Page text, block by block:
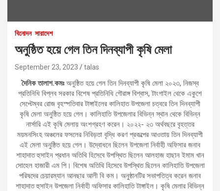
বিনোদন সারাদেশ
অনুষ্ঠিত হয়ে গেল তিন দিনব্যাপী কৃষি মেলা
September 23, 2023 talas
দৈনিক তালাশ.কমঃ অনুষ্ঠিত হয়ে গেল তিন দিনব্যাপী কৃষি মেলা ২০২৩, নিজস্ব
প্রতিনিধি বিপ্লব সরকার বিশেষ প্রতিনিধি গৌরাঙ্গ বিশ্বাস, টাংগাইল থেকে একুশে
সেপ্টেম্বর রোজ বৃহস্পতিবার টাঙ্গাইলের কালিহাত উপজেলা চত্বরে তিন দিনব্যাপী
কৃষি মেলা অনুষ্ঠিত হয়ে গেল। কালিহাতি উপজেলার বিভিন্ন স্থান থেকে বিভিন্ন
নার্সারি এই কৃষি মেলায় অংশগ্রহণ করেন। ২০২২- ২৩ অর্থবছরে বৃহত্তর
ময়মনসিংহ অঞ্চলের ফসলের নিবিড়তা বৃদ্ধি করণ প্রকল্পের আওতায় তিন দিনব্যাপী
এই মেলা অনুষ্ঠিত হয়ে গেল। উদ্বোধনে ছিলেন উপজেলা নির্বাহী অফিসার জনাব
শাহাদাত হুসাইন প্রধান অতিথি হিসেবে উপস্থিত ছিলেন আলহাজ হাছান ইমাম খান
সোহেল হাজারী এম পি। বিশেষ অতিথি হিসেবে উপস্থিত ছিলেন কালিহাতি উপজেলা
পরিষদের চেয়ারম্যান আনছার আলী বি কম। অনুষ্ঠানটির সভাপতিত্ব করেন জনাব
শাহাদাত হুসাইন উপজেলা নির্বাহী অফিসার কালিহাতি টাঙ্গাইল। কৃষি মেলার বিভিন্ন